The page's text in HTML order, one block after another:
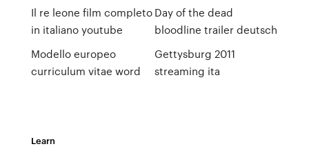
Il re leone film completo
in italiano youtube
Modello europeo
curriculum vitae word
Day of the dead
bloodline trailer deutsch
Gettysburg 2011
streaming ita
Learn